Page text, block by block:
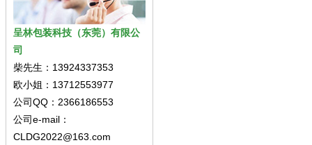
呈林包装科技（东莞）有限公
司
柴先生：13924337353
欧小姐：13712553977
公司QQ：2366186553
公司e-mail：
CLDG2022@163.com